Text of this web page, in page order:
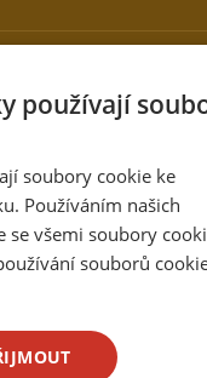
používají
soubory cookie ke
Používáním našich
se všemi soubory
souborů